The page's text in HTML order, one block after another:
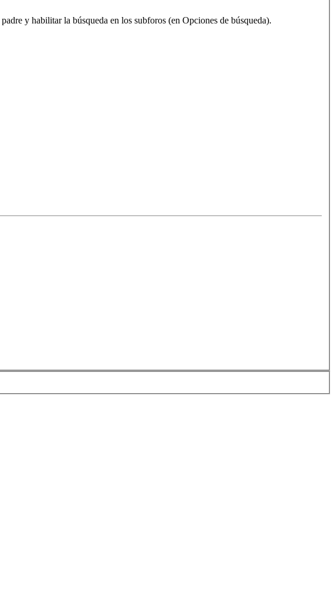
y habilitar la búsqueda en los subforos (en Opciones de búsqueda).